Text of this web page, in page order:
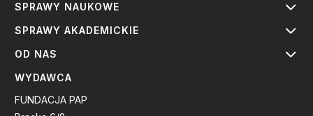
SPRAWY NAUKOWE
SPRAWY AKADEMICKIE
OD NAS
WYDAWCA
FUNDACJA PAP